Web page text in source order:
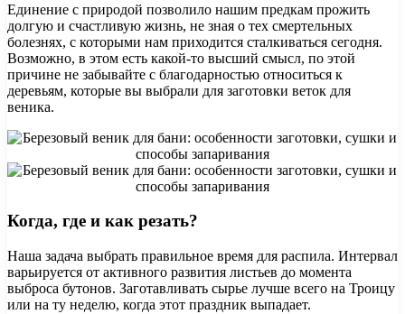
Единение с природой позволило нашим предкам прожить
долгую и счастливую жизнь, не зная о тех смертельных
болезнях, с которыми нам приходится сталкиваться сегодня.
Возможно, в этом есть какой-то высший смысл, по этой
причине не забывайте с благодарностью относиться к
деревьям, которые вы выбрали для заготовки веток для
веника.
Когда, где и как резать?
Наша задача выбрать правильное время для распила. Интервал
варьируется от активного развития листьев до момента
выброса бутонов. Заготавливать сырье лучше всего на Троицу
или на ту неделю, когда этот праздник выпадает.